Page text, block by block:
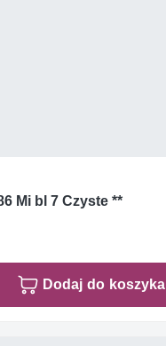
Mi bl 7 Czyste **
Dodaj do koszyka